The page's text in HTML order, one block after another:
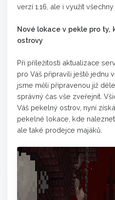
verzí 1.16, ale i využít
Nové lokace v pekle pro ty,
ostrovy
Při příležitosti aktualizace
pro Váš připravili ještě jednu
jsme měli připravenou již
správný čas vše zveřejnit.
Váš pekelný ostrov, nyní
pekelné lokace, kde
ale také prodejce majáků.